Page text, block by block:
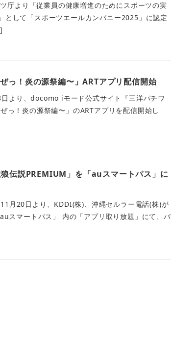
庁より「従業員の健康増進のためにスポーツの実
として「スポーツエールカンパニー2025」に認定
っ！炎の源祭編〜」ARTアプリ配信開始
より、docomo iモード公式サイト『三洋パチワ
っ！炎の源祭編〜」のARTアプリを配信開始し
伝説PREMIUM」を「auスマートパス」に
月20日より、KDDI(株)、沖縄セルラー電話(株)が
スマートパス」 内の「アプリ取り放題」にて、パ